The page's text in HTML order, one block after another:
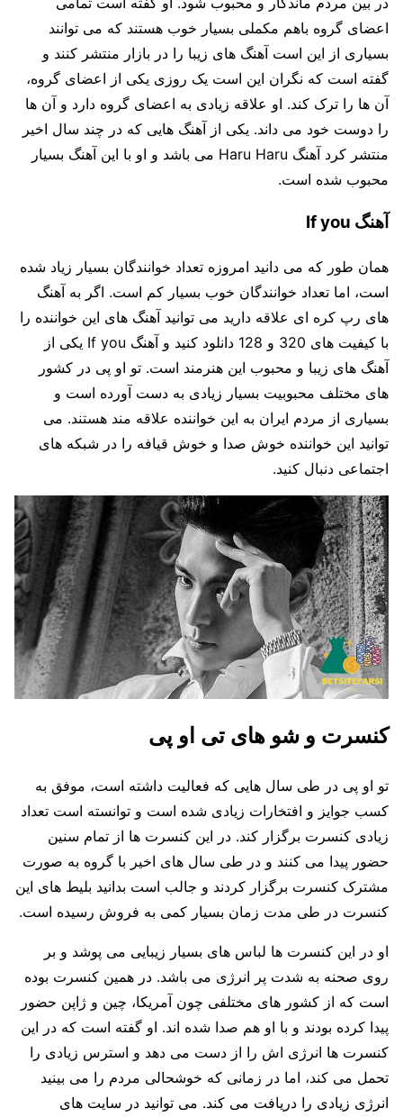
اعضای گروه باهم مکملی بسیار خوب هستند که می توانند
بسیاری از این است آهنگ های زیبا را در بازار منتشر کنند و
گفته است که نگران این است یک روزی یکی از اعضای گروه،
آن ها را ترک کند. او علاقه زیادی به اعضای گروه دارد و آن ها
را دوست خود می داند. یکی از آهنگ هایی که در چند سال اخیر
منتشر کرد آهنگ Haru Haru می باشد و او با این آهنگ بسیار
محبوب شده است.
آهنگ If you
همان طور که می دانید امروزه تعداد خوانندگان بسیار زیاد شده
است، اما تعداد خوانندگان خوب بسیار کم است. اگر به آهنگ
های رپ کره ای علاقه دارید می توانید آهنگ های این خواننده را
با کیفیت های 320 و 128 دانلود کنید و آهنگ If you یکی از
آهنگ های زیبا و محبوب این هنرمند است. تو او پی در کشور
های مختلف محبوبیت بسیار زیادی به دست آورده است و
بسیاری از مردم ایران به این خواننده علاقه مند هستند. می
توانید این خواننده خوش صدا و خوش قیافه را در شبکه های
اجتماعی دنبال کنید.
کنسرت و شو های تی او پی
تو او پی در طی سال هایی که فعالیت داشته است، موفق به
کسب جوایز و افتخارات زیادی شده است و توانسته است تعداد
زیادی کنسرت برگزار کند. در این کنسرت ها از تمام سنین
حضور پیدا می کنند و در طی سال های اخیر با گروه به صورت
مشترک کنسرت برگزار کردند و جالب است بدانید بلیط های این
کنسرت در طی مدت زمان بسیار کمی به فروش رسیده است.
او در این کنسرت ها لباس های بسیار زیبایی می پوشد و بر
روی صحنه به شدت پر انرژی می باشد. در همین کنسرت بوده
است که از کشور های مختلفی چون آمریکا، چین و ژاپن حضور
پیدا کرده بودند و با او هم صدا شده اند. او گفته است که در این
کنسرت ها انرژی اش را از دست می دهد و استرس زیادی را
تحمل می کند، اما در زمانی که خوشحالی مردم را می بینید
انرژی زیادی را دریافت می کند. می توانید در سایت های